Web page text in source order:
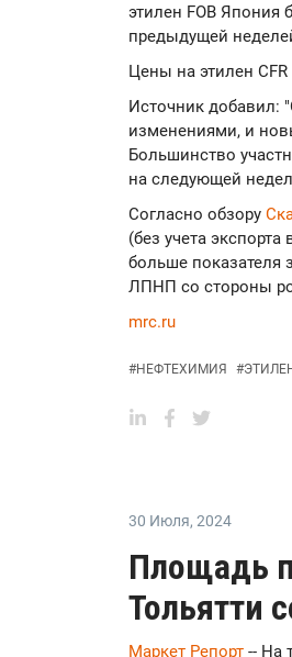
этилен FOB Япония
предыдущей
Цены на этилен
Источник
изменениями, и
Большинство
на следующей
Согласно обзору
(без учета
больше показателя
ЛПНП со стороны
mrc.ru
#НЕФТЕХИМИЯ #
30 Июля, 2024
Площадь
Тольятти
Маркет Репорт -- На